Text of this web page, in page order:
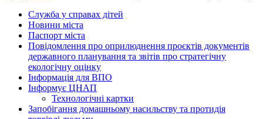
Служба у справах дітей
Новини міста
Паспорт міста
Повідомлення про оприлюднення проєктів документів
державного планування та звітів про стратегічну
екологічну оцінку
Інформація для ВПО
Інформує ЦНАП
Технологічні картки
Запобігання домашньому насильству та протидія